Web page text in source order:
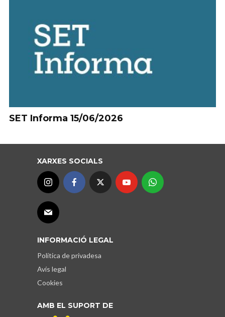
SET Informa 15/06/2026
XARXES SOCIALS
INFORMACIÓ LEGAL
Política de privadesa
Avís legal
Cookies
AMB EL SUPORT DE